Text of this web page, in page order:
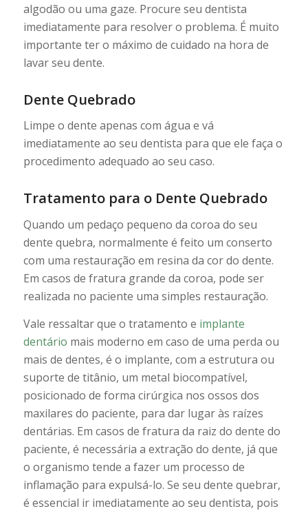
algodão ou uma gaze. Procure seu dentista
imediatamente para resolver o problema. É muito
importante ter o máximo de cuidado na hora de
lavar seu dente.
Dente Quebrado
Limpe o dente apenas com água e vá
imediatamente ao seu dentista para que ele faça o
procedimento adequado ao seu caso.
Tratamento para o Dente Quebrado
Quando um pedaço pequeno da coroa do seu
dente quebra, normalmente é feito um conserto
com uma restauração em resina da cor do dente.
Em casos de fratura grande da coroa, pode ser
realizada no paciente uma simples restauração.
Vale ressaltar que o tratamento e implante
dentário mais moderno em caso de uma perda ou
mais de dentes, é o implante, com a estrutura ou
suporte de titânio, um metal biocompatível,
posicionado de forma cirúrgica nos ossos dos
maxilares do paciente, para dar lugar às raízes
dentárias. Em casos de fratura da raiz do dente do
paciente, é necessária a extração do dente, já que
o organismo tende a fazer um processo de
inflamação para expulsá-lo. Se seu dente quebrar,
é essencial ir imediatamente ao seu dentista, pois